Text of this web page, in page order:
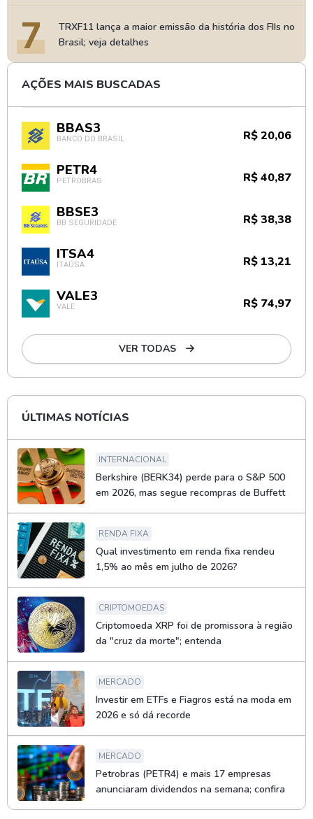
7
TRXF11 lança a maior emissão da história dos FIIs no
Brasil; veja detalhes
AÇÕES MAIS BUSCADAS
BBAS3
BANCO DO BRASIL R$ 20,06
PETR4
PETROBRAS R$ 40,87
BBSE3
BB SEGURIDADE R$ 38,38
ITSA4
ITAÚSA R$ 13,21
VALE3
VALE R$ 74,97
VER TODAS
ÚLTIMAS NOTÍCIAS
INTERNACIONAL
Berkshire (BERK34) perde para o S&P 500
em 2026, mas segue recompras de Buffett
RENDA FIXA
Qual investimento em renda fixa rendeu
1,5% ao mês em julho de 2026?
CRIPTOMOEDAS
Criptomoeda XRP foi de promissora à região
da "cruz da morte"; entenda
MERCADO
Investir em ETFs e Fiagros está na moda em
2026 e só dá recorde
MERCADO
Petrobras (PETR4) e mais 17 empresas
anunciaram dividendos na semana; confira